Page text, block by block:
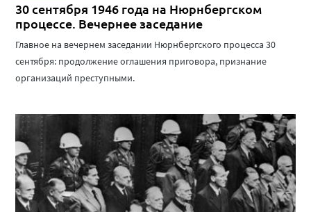
30 сентября 1946 года на Нюрнбергском
процессе. Вечернее заседание
Главное на вечернем заседании Нюрнбергского процесса 30
сентября: продолжение оглашения приговора, признание
организаций преступными.